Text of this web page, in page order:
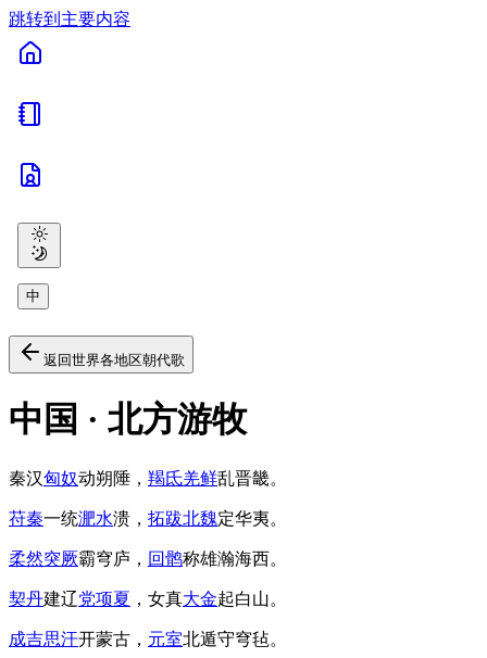
跳转到主要内容
中
返回世界各地区朝代歌
中国 · 北方游牧
秦汉匈奴动朔陲， 羯氐羌鲜乱晋畿。
苻秦一统淝水溃， 拓跋北魏定华夷。
柔然突厥霸穹庐， 回鹘称雄瀚海西。
契丹建辽党项夏 ，女真大金起白山。
成吉思汗开蒙古， 元室北遁守穹毡。